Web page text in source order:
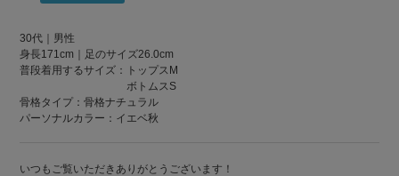
30代｜男性
身長171cm｜足のサイズ26.0cm
普段着用するサイズ：
トップスM
ボトムスS
骨格タイプ：骨格ナチュラル
パーソナルカラー：イエベ秋
いつもご覧いただきありがとうございます！